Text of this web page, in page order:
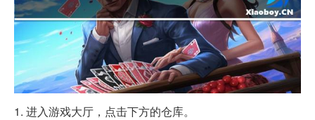
1. 进入游戏大厅，点击下方的仓库。